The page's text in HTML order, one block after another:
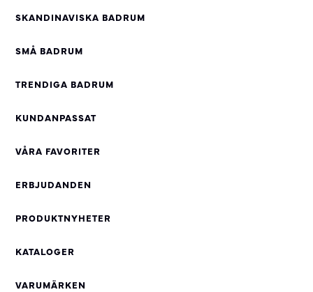
SKANDINAVISKA BADRUM
SMÅ BADRUM
TRENDIGA BADRUM
KUNDANPASSAT
VÅRA FAVORITER
ERBJUDANDEN
PRODUKTNYHETER
KATALOGER
VARUMÄRKEN